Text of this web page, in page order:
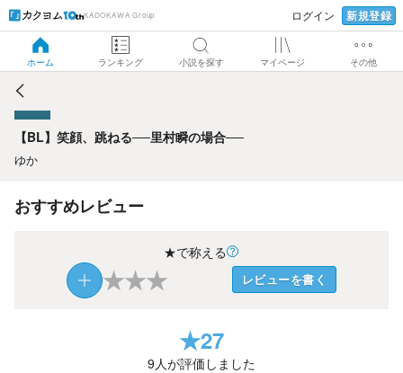
KADOKAWA Group ログイン 新規登録
ホーム ランキング 小説を探す マイページ その他
【BL】笑顔、跳ねる──里村瞬の場合──
【BL】笑顔、跳ねる──里村瞬の場合──
ゆか
おすすめレビュー
★で称える
★★★ レビューを書く
★27
9人が評価しました